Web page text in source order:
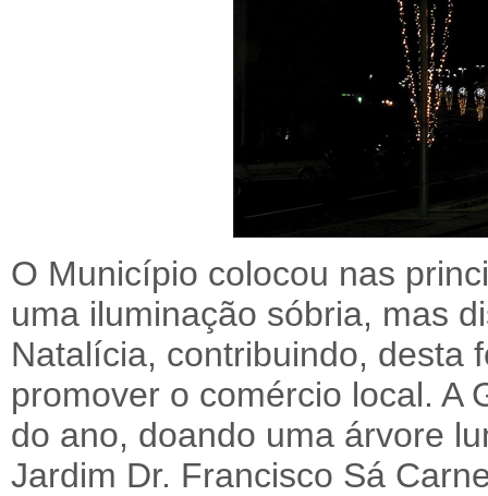
O Município colocou nas
uma iluminação sóbria, mas
Natalícia, contribuindo, desta
promover o comércio local. A
do ano, doando uma árvore
Jardim Dr. Francisco Sá